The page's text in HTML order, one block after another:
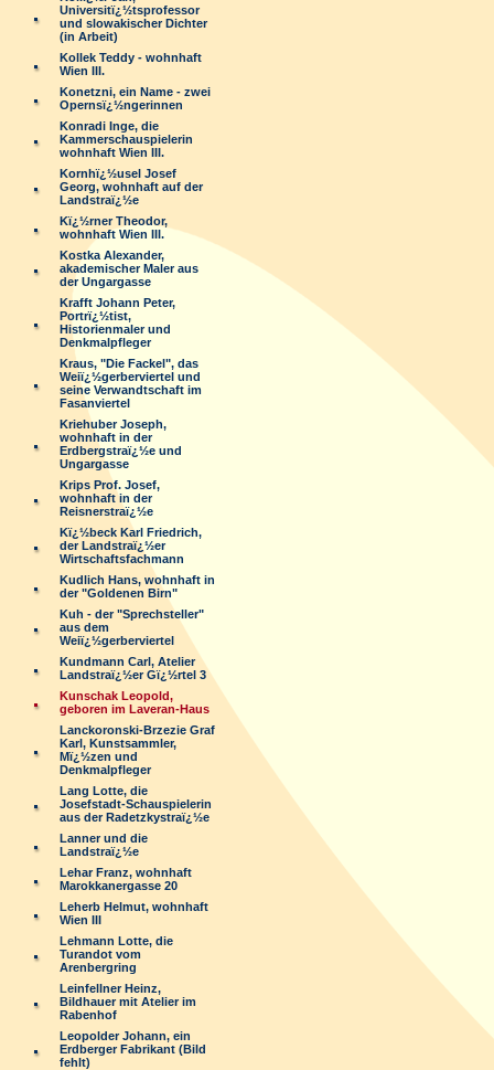
Universitï¿½tsprofessor
und slowakischer Dichter
(in Arbeit)
Kollek Teddy - wohnhaft
Wien III.
Konetzni, ein Name - zwei
Opernsï¿½ngerinnen
Konradi Inge, die
Kammerschauspielerin
wohnhaft Wien III.
Kornhï¿½usel Josef
Georg, wohnhaft auf der
Landstraï¿½e
Kï¿½rner Theodor,
wohnhaft Wien III.
Kostka Alexander,
akademischer Maler aus
der Ungargasse
Krafft Johann Peter,
Portrï¿½tist,
Historienmaler und
Denkmalpfleger
Kraus, "Die Fackel", das
Weiï¿½gerberviertel und
seine Verwandtschaft im
Fasanviertel
Kriehuber Joseph,
wohnhaft in der
Erdbergstraï¿½e und
Ungargasse
Krips Prof. Josef,
wohnhaft in der
Reisnerstraï¿½e
Kï¿½beck Karl Friedrich,
der Landstraï¿½er
Wirtschaftsfachmann
Kudlich Hans, wohnhaft in
der "Goldenen Birn"
Kuh - der "Sprechsteller"
aus dem
Weiï¿½gerberviertel
Kundmann Carl, Atelier
Landstraï¿½er Gï¿½rtel 3
Kunschak Leopold,
geboren im Laveran-Haus
Lanckoronski-Brzezie Graf
Karl, Kunstsammler,
Mï¿½zen und
Denkmalpfleger
Lang Lotte, die
Josefstadt-Schauspielerin
aus der Radetzkystraï¿½e
Lanner und die
Landstraï¿½e
Lehar Franz, wohnhaft
Marokkanergasse 20
Leherb Helmut, wohnhaft
Wien III
Lehmann Lotte, die
Turandot vom
Arenbergring
Leinfellner Heinz,
Bildhauer mit Atelier im
Rabenhof
Leopolder Johann, ein
Erdberger Fabrikant (Bild
fehlt)